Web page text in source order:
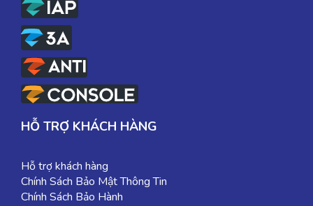
HỖ TRỢ KHÁCH HÀNG
Hỗ trợ khách hàng
Chính Sách Bảo Mật Thông Tin
Chính Sách Bảo Hành